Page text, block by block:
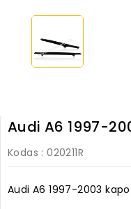
Audi A6 1997-
Kodas : 020211R
Audi A6 1997-2003